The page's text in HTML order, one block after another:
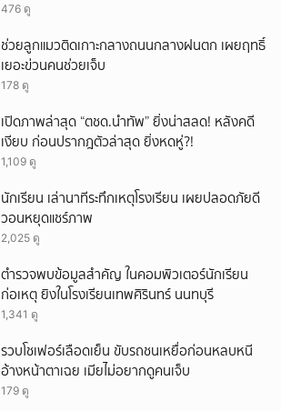
476 ดู
ช่วยลูกแมวติดเกาะกลางถนนกลางฝนตก เผยฤทธิ์
เยอะข่วนคนช่วยเจ็บ
178 ดู
เปิดภาพล่าสุด “ตชด.นำทัพ” ยิ่งน่าสลด! หลังคดี
เงียบ ก่อนปรากฎตัวล่าสุด ยิ่งหดหู่?!
1,109 ดู
นักเรียน เล่านาทีระทึกเหตุโรงเรียน เผยปลอดภัยดี
วอนหยุดแชร์ภาพ
2,025 ดู
ตำรวจพบข้อมูลสำคัญ ในคอมพิวเตอร์นักเรียน
ก่อเหตุ ยิงในโรงเรียนเทพศิรินทร์ นนทบุรี
1,341 ดู
รวบโชเฟอร์เลือดเย็น ขับรถชนเหยื่อก่อนหลบหนี
อ้างหน้าตาเฉย เมียไม่อยากดูคนเจ็บ
179 ดู